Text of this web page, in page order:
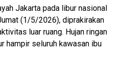
Jakarta pada libur nasional
(1/5/2026), diprakirakan
luar ruang. Hujan ringan
hampir seluruh kawasan ibu